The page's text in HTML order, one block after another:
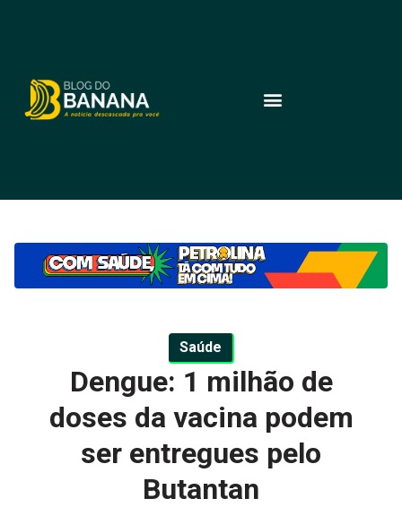
Saúde
Dengue: 1 milhão de
doses da vacina podem
ser entregues pelo
Butantan